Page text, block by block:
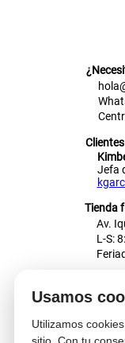
Usamos
Utilizamos
Jefa
Tienda
Av.
L-S:
Atención al cliente